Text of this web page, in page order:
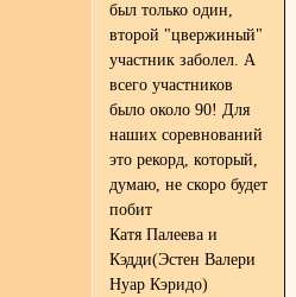
был только один,
второй "цвержиный"
участник заболел. А
всего участников
было около 90! Для
наших соревнований
это рекорд, который,
думаю, не скоро будет
побит
Катя Палеева и
Кэдди(Эстен Валери
Нуар Кэридо)